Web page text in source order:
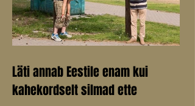
Läti annab Eestile enam kui
kahekordselt silmad ette